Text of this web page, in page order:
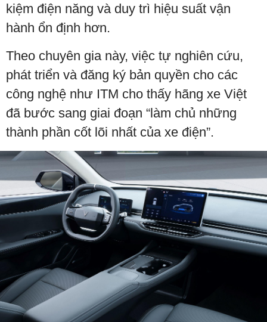
kiệm điện năng và duy trì hiệu suất vận
hành ổn định hơn.
Theo chuyên gia này, việc tự nghiên cứu,
phát triển và đăng ký bản quyền cho các
công nghệ như ITM cho thấy hãng xe Việt
đã bước sang giai đoạn “làm chủ những
thành phần cốt lõi nhất của xe điện”.